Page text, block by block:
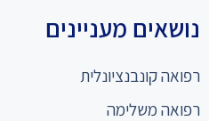
נושאים מעניינים
רפואה קונבנציונלית
רפואה משלימה